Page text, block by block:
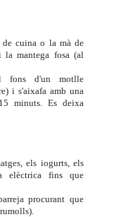
de cuina o la mà de
la mantega fosa (al
fons d'un motlle
i s'aixafa amb una
minuts. Es deixa
els iogurts, els
elèctrica fins que
procurant que